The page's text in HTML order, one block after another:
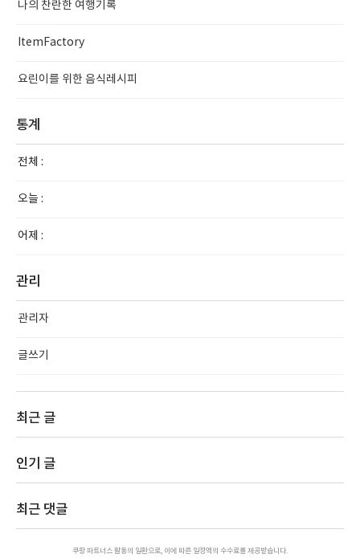
나의 찬란한 여행기록
ItemFactory
요린이를 위한 음식레시피
통계
전체 :
오늘 :
어제 :
관리
관리자
글쓰기
최근 글
인기 글
최근 댓글
쿠팡 파트너스 활동의 일환으로, 이에 따른 일정액의 수수료를 제공받습니다.